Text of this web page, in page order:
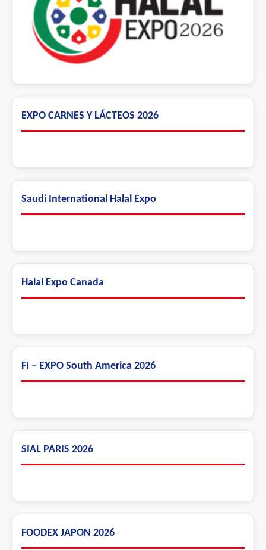
EXPO CARNES Y LÁCTEOS 2026
Saudi International Halal Expo
Halal Expo Canada
FI – EXPO South America 2026
SIAL PARIS 2026
FOODEX JAPON 2026